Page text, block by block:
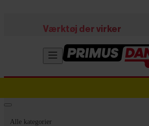
Værktøj der virker
Alle kategorier